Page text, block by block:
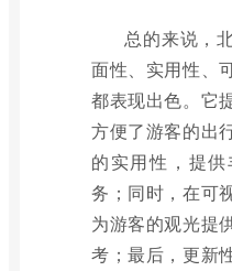
总的来说，
面性、实用性、
都表现出色。它
方便了游客的出
的实用性，提
务；同时，在可
为游客的观光提
考；最后，更新